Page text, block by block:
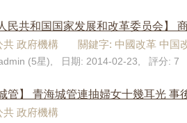
民共和国国家发展和改革委员会】
共 政府機構 關鍵字: 中國改革 中国
(5星), 日期: 2014-02-23, 評分: 7
管】 青海城管連抽婦女十幾耳光 事
共 政府機構